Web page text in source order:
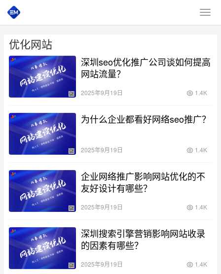
优化网站
深圳seo优化推广公司谈如何提高
网站流量？
2025年9月19日 1.4K
为什么企业都看好网络seo推广？
2025年9月19日 1.4K
企业网络推广影响网站优化的不
友好设计有哪些？
2025年9月19日 1.4K
深圳搜索引擎营销影响网站收录
的因素有哪些？
2025年9月19日 1.4K